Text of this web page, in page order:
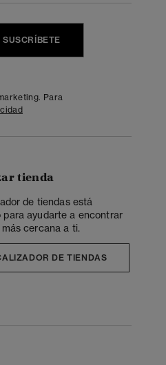
SUSCRÍBETE
Para
tienda
de tiendas está
para ayudarte a encontrar
cercana a ti.
DE TIENDAS